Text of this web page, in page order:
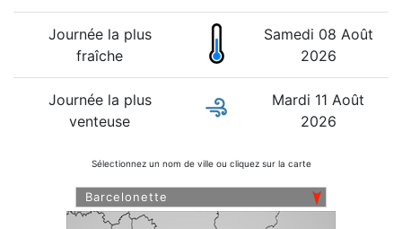
Journée la plus
fraîche
Samedi 08 Août
2026
Journée la plus
venteuse
Mardi 11 Août
2026
Sélectionnez un nom de ville ou cliquez sur la carte